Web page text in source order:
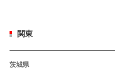
関東
茨城県